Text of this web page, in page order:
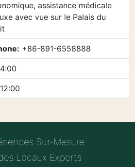
assistance médicale
avec vue sur le Palais du
+86-891-6558888
12:00
Sur-Mesure
Locaux Experts